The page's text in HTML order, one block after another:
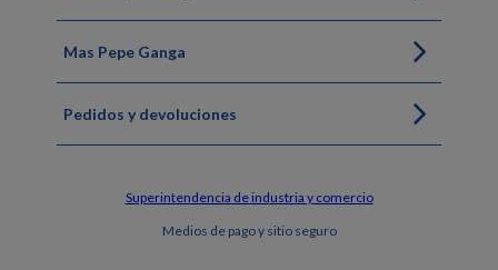
Mas Pepe Ganga
Pedidos y devoluciones
Superintendencia de industria y comercio
Medios de pago y sitio seguro